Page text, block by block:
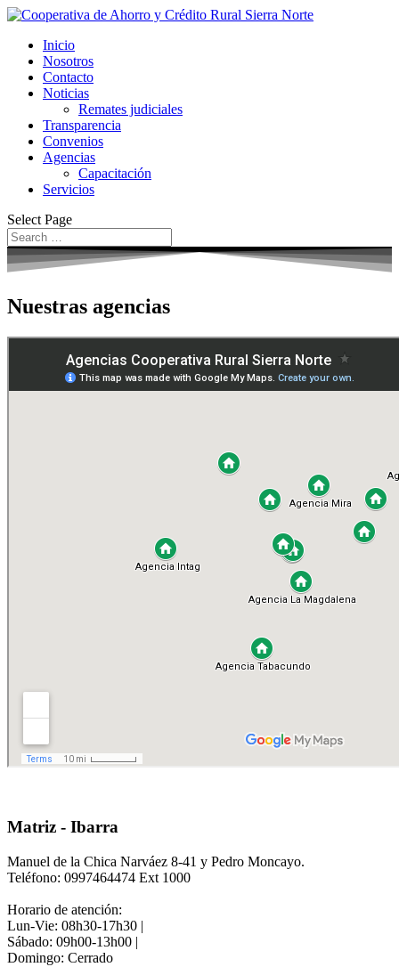
Inicio
Nosotros
Contacto
Noticias
Remates judiciales
Transparencia
Convenios
Agencias
Capacitación
Servicios
Select Page
Nuestras agencias
Matriz - Ibarra
Manuel de la Chica Narváez 8-41 y Pedro Moncayo.
Teléfono: 0997464474 Ext 1000
Horario de atención:
Lun-Vie: 08h30-17h30 |
Sábado: 09h00-13h00 |
Domingo: Cerrado